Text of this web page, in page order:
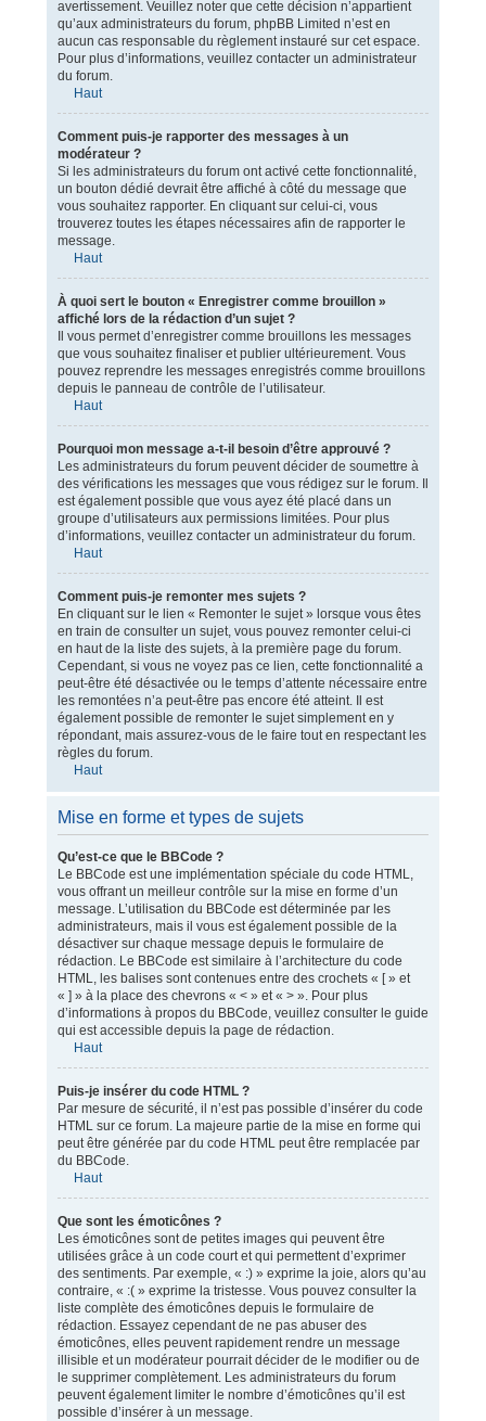
avertissement. Veuillez noter que cette décision n’appartient
qu’aux administrateurs du forum, phpBB Limited n’est en
aucun cas responsable du règlement instauré sur cet espace.
Pour plus d’informations, veuillez contacter un administrateur
du forum.
Haut
Comment puis-je rapporter des messages à un
modérateur ?
Si les administrateurs du forum ont activé cette fonctionnalité,
un bouton dédié devrait être affiché à côté du message que
vous souhaitez rapporter. En cliquant sur celui-ci, vous
trouverez toutes les étapes nécessaires afin de rapporter le
message.
Haut
À quoi sert le bouton « Enregistrer comme brouillon »
affiché lors de la rédaction d’un sujet ?
Il vous permet d’enregistrer comme brouillons les messages
que vous souhaitez finaliser et publier ultérieurement. Vous
pouvez reprendre les messages enregistrés comme brouillons
depuis le panneau de contrôle de l’utilisateur.
Haut
Pourquoi mon message a-t-il besoin d’être approuvé ?
Les administrateurs du forum peuvent décider de soumettre à
des vérifications les messages que vous rédigez sur le forum. Il
est également possible que vous ayez été placé dans un
groupe d’utilisateurs aux permissions limitées. Pour plus
d’informations, veuillez contacter un administrateur du forum.
Haut
Comment puis-je remonter mes sujets ?
En cliquant sur le lien « Remonter le sujet » lorsque vous êtes
en train de consulter un sujet, vous pouvez remonter celui-ci
en haut de la liste des sujets, à la première page du forum.
Cependant, si vous ne voyez pas ce lien, cette fonctionnalité a
peut-être été désactivée ou le temps d’attente nécessaire entre
les remontées n’a peut-être pas encore été atteint. Il est
également possible de remonter le sujet simplement en y
répondant, mais assurez-vous de le faire tout en respectant les
règles du forum.
Haut
Mise en forme et types de sujets
Qu’est-ce que le BBCode ?
Le BBCode est une implémentation spéciale du code HTML,
vous offrant un meilleur contrôle sur la mise en forme d’un
message. L’utilisation du BBCode est déterminée par les
administrateurs, mais il vous est également possible de la
désactiver sur chaque message depuis le formulaire de
rédaction. Le BBCode est similaire à l’architecture du code
HTML, les balises sont contenues entre des crochets « [ » et
« ] » à la place des chevrons « < » et « > ». Pour plus
d’informations à propos du BBCode, veuillez consulter le guide
qui est accessible depuis la page de rédaction.
Haut
Puis-je insérer du code HTML ?
Par mesure de sécurité, il n’est pas possible d’insérer du code
HTML sur ce forum. La majeure partie de la mise en forme qui
peut être générée par du code HTML peut être remplacée par
du BBCode.
Haut
Que sont les émoticônes ?
Les émoticônes sont de petites images qui peuvent être
utilisées grâce à un code court et qui permettent d’exprimer
des sentiments. Par exemple, « :) » exprime la joie, alors qu’au
contraire, « :( » exprime la tristesse. Vous pouvez consulter la
liste complète des émoticônes depuis le formulaire de
rédaction. Essayez cependant de ne pas abuser des
émoticônes, elles peuvent rapidement rendre un message
illisible et un modérateur pourrait décider de le modifier ou de
le supprimer complètement. Les administrateurs du forum
peuvent également limiter le nombre d’émoticônes qu’il est
possible d’insérer à un message.